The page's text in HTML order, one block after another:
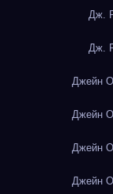
Дж.
Дж.
Джейн
Джейн
Джейн
Джейн